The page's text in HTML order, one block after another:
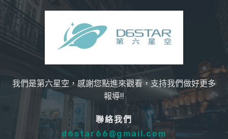
我們是第六星空，感謝您點進來觀看，支持我們做好更多
報導!!
聯絡我們
d6star66@gmail.com